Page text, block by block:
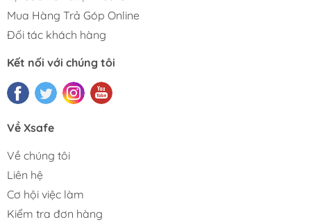
Mua Hàng Trả Góp Online
Đối tác khách hàng
Kết nối với chúng tôi
Về Xsafe
Về chúng tôi
Liên hệ
Cơ hội việc làm
Kiểm tra đơn hàng